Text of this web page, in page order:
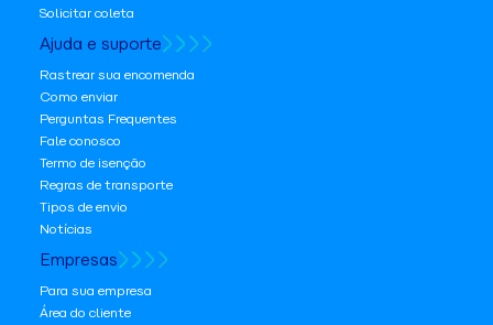
Solicitar coleta
Ajuda e suporte
Rastrear sua encomenda
Como enviar
Perguntas Frequentes
Fale conosco
Termo de isenção
Regras de transporte
Tipos de envio
Notícias
Empresas
Para sua empresa
Área do cliente